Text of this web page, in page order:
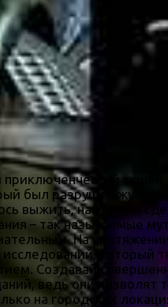
приключенческий
был разрушен
выжить, намерены
– так называемые
На
который
Создавай
ведь они позволят
на городских